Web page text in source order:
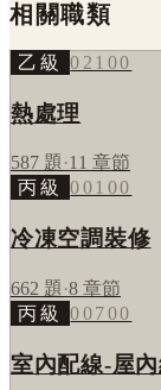
相關職類
乙級 02100
熱處理
587 題 ·11 章節
丙級
00100
冷凍空調裝修
662 題 ·8 章節
丙級
00700
室內配線-屋